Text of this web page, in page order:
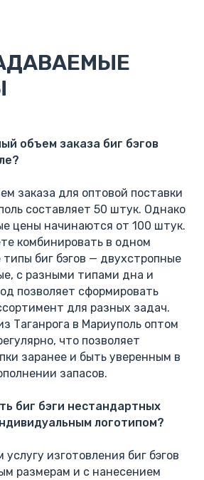
объем заказа биг бэгов
заказа для оптовой поставки
составляет 50 штук. Однако
цены начинаются от 100 штук.
комбинировать в одном
типы биг бэгов — двухстропные
с разными типами дна и
позволяет сформировать
для разных задач.
Таганрога в Мариуполь оптом
что позволяет
заранее и быть уверенным в
запасов.
биг бэги нестандартных
логотипом?
изготовления биг бэгов
размерам и с нанесением